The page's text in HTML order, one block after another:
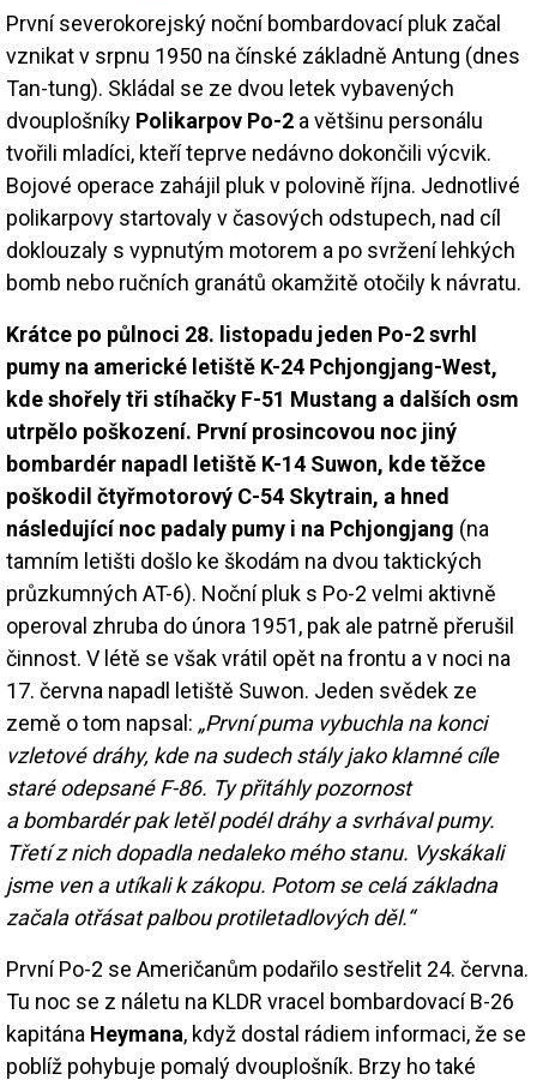
První severokorejský noční bombardovací pluk začal
vznikat v srpnu 1950 na čínské základně Antung (dnes
Tan-tung). Skládal se ze dvou letek vybavených
dvouplošníky Polikarpov Po-2 a většinu personálu
tvořili mladíci, kteří teprve nedávno dokončili výcvik.
Bojové operace zahájil pluk v polovině října. Jednotlivé
polikarpovy startovaly v časových odstupech, nad cíl
doklouzaly s vypnutým motorem a po svržení lehkých
bomb nebo ručních granátů okamžitě otočily k návratu.
Krátce po půlnoci 28. listopadu jeden Po-2 svrhl
pumy na americké letiště K-24 Pchjongjang-West,
kde shořely tři stíhačky F-51 Mustang a dalších osm
utrpělo poškození. První prosincovou noc jiný
bombardér napadl letiště K-14 Suwon, kde těžce
poškodil čtyřmotorový C-54 Skytrain, a hned
následující noc padaly pumy i na Pchjongjang (na
tamním letišti došlo ke škodám na dvou taktických
průzkumných AT-6). Noční pluk s Po-2 velmi aktivně
operoval zhruba do února 1951, pak ale patrně přerušil
činnost. V létě se však vrátil opět na frontu a v noci na
17. června napadl letiště Suwon. Jeden svědek ze
země o tom napsal: „První puma vybuchla na konci
vzletové dráhy, kde na sudech stály jako klamné cíle
staré odepsané F-86. Ty přitáhly pozornost
a bombardér pak letěl podél dráhy a svrhával pumy.
Třetí z nich dopadla nedaleko mého stanu. Vyskákali
jsme ven a utíkali k zákopu. Potom se celá základna
začala otřásat palbou protiletadlových děl.“
První Po-2 se Američanům podařilo sestřelit 24. června.
Tu noc se z náletu na KLDR vracel bombardovací B-26
kapitána Heymana, když dostal rádiem informaci, že se
poblíž pohybuje pomalý dvouplošník. Brzy ho také